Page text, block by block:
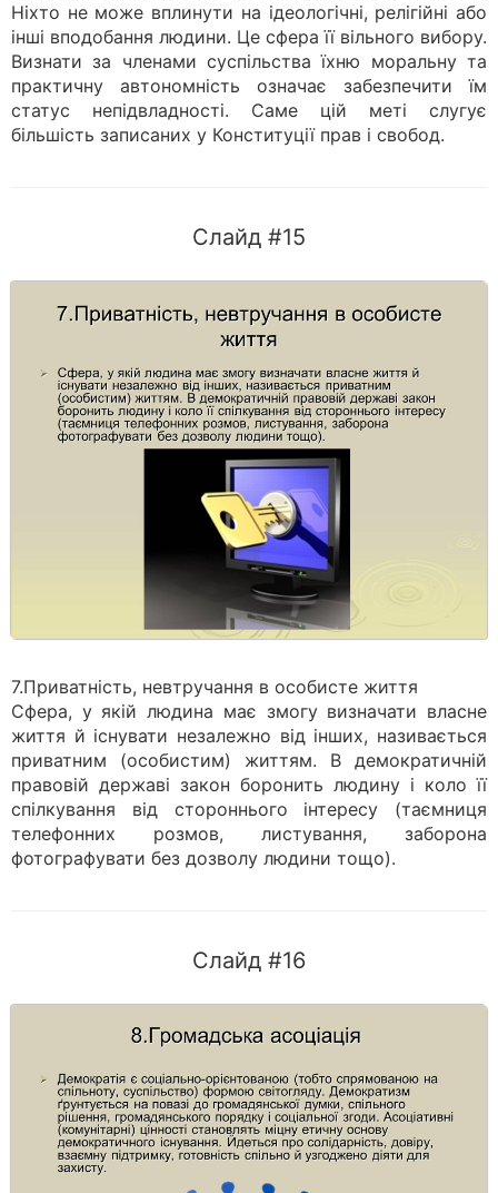
Ніхто не може вплинути на ідеологічні, релігійні або
інші вподобання людини. Це сфера її вільного вибору.
Визнати за членами суспільства їхню моральну та
практичну автономність означає забезпечити їм
статус непідвладності. Саме цій меті слугує
більшість записаних у Конституції прав і свобод.
Слайд #15
7.Приватність, невтручання в особисте життя
Сфера, у якій людина має змогу визначати власне
життя й існувати незалежно від інших, називається
приватним (особистим) життям. В демократичній
правовій державі закон боронить людину і коло її
спілкування від стороннього інтересу (таємниця
телефонних розмов, листування, заборона
фотографувати без дозволу людини тощо).
Слайд #16